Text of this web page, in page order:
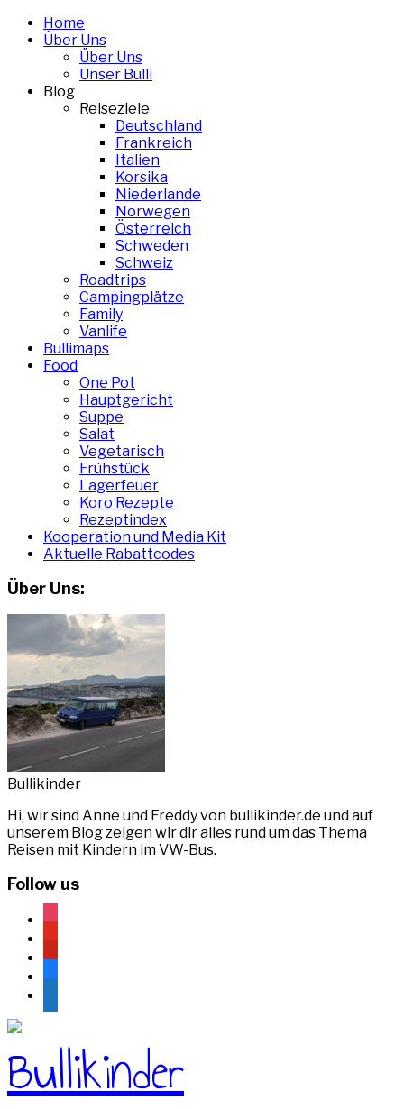
Skip
Home
Über Uns
Über Uns
Unser Bulli
Blog
Reiseziele
Deutschland
Frankreich
Italien
Korsika
Niederlande
Norwegen
Österreich
Schweden
Schweiz
Roadtrips
Campingplätze
Family
Vanlife
Bullimaps
Food
One Pot
Hauptgericht
Suppe
Salat
Vegetarisch
Frühstück
Lagerfeuer
Koro Rezepte
Rezeptindex
Kooperation und Media Kit
Aktuelle Rabattcodes
Über Uns:
Bullikinder
Hi, wir sind Anne und Freddy von bullikinder.de und auf
unserem Blog zeigen wir dir alles rund um das Thema
Reisen mit Kindern im VW-Bus.
Follow us
instagram
pinterest
facebook